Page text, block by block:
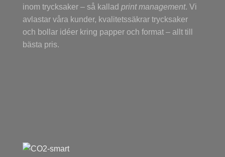
inom trycksaker – så kallad print management. Vi
avlastar våra kunder, kvalitetssäkrar trycksaker
och bollar idéer kring papper och format – allt till
bästa pris.